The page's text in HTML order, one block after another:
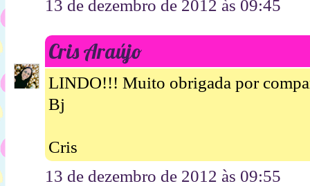
13 de dezembro de 2012 às 09:45
Cris Araújo
LINDO!!! Muito obrigada por
Bj
Cris
13 de dezembro de 2012 às 09:55